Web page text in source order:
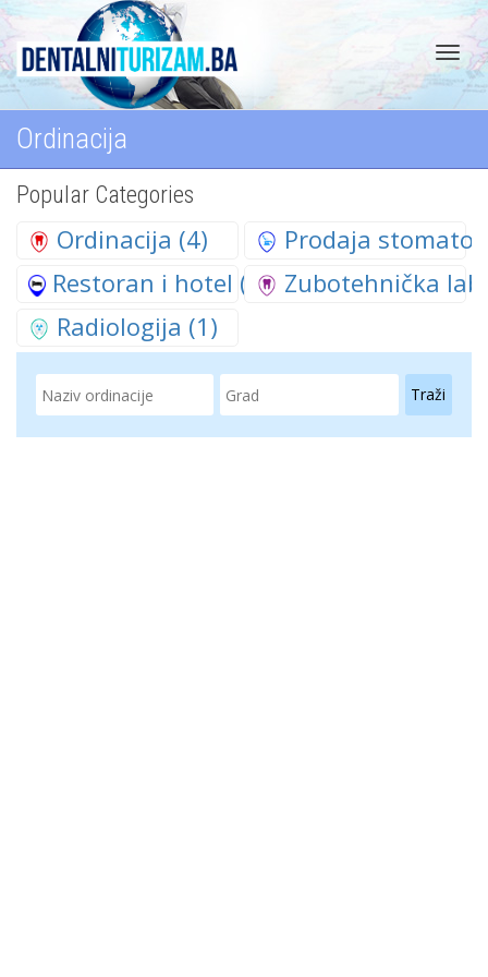
Ordinacija
Popular Categories
Ordinacija (4)
Prodaja
Restoran i hotel (2) Zubotehnička
Radiologija (1)
Traži